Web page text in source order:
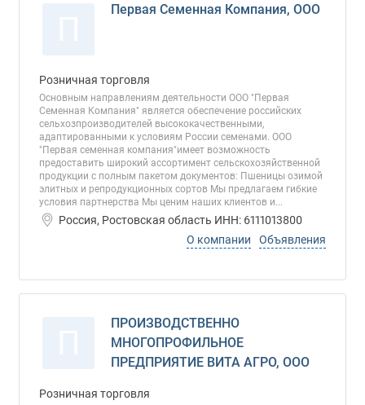
Первая Семенная Компания, ООО
Розничная торговля
Основным направлениям деятельности ООО "Первая
Семенная Компания" является обеспечение российских
сельхозпроизводителей высококачественными,
адаптированными к условиям России семенами. ООО
"Первая семенная компания"имеет возможность
предоставить широкий ассортимент сельскохозяйственной
продукции с полным пакетом документов: Пшеницы озимой
элитных и репродукционных сортов Мы предлагаем гибкие
условия партнерства Мы ценим наших клиентов и...
Россия, Ростовская область ИНН: 6111013800
О компании
Объявления
ПРОИЗВОДСТВЕННО
МНОГОПРОФИЛЬНОЕ
ПРЕДПРИЯТИЕ ВИТА АГРО, ООО
Розничная торговля